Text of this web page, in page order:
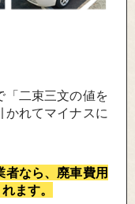
「二束三文の値を
かれてマイナスに
なら、廃車費用
ます。